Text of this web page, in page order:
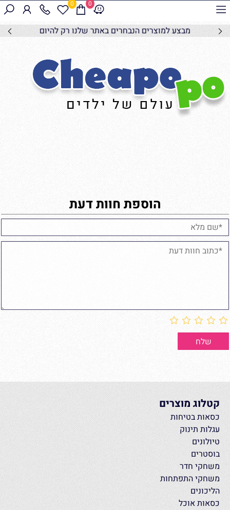
מבצע למוצרים הנבחרים באתר שלנו רק להיום
0 0
הוספת חוות דעת
קטלוג מוצרים
כסאות בטיחות
עגלות תינוק
טיולונים
בוסטרים
משחקי חדר
משחקי התפתחות
הליכונים
כסאות אוכל